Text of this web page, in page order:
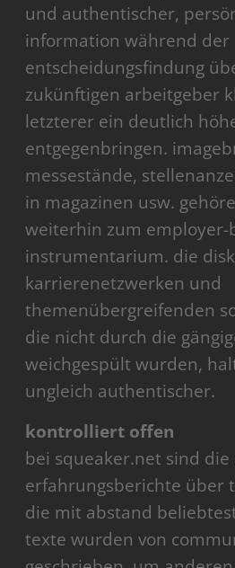
und authentischer,
information während der
entscheidungsfindung
zukünftigen arbeitgeber
letzterer ein deutlich
entgegenbringen.
messestände,
in magazinen usw.
weiterhin zum employer-
instrumentarium. die
karrierenetzwerken und
themenübergreifenden
die nicht durch die
weichgespült wurden,
ungleich authentischer.
kontrolliert offen
bei squeaker.net sind
erfahrungsberichte über
die mit abstand
texte wurden von